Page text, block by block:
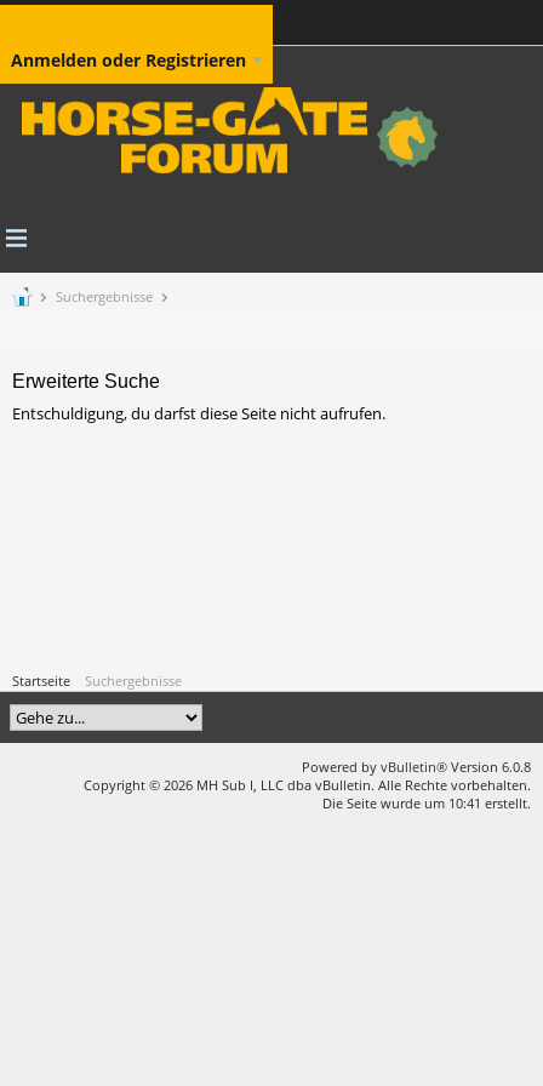
Anmelden oder Registrieren
Suchergebnisse
Erweiterte Suche
Entschuldigung, du darfst diese Seite nicht aufrufen.
Startseite Suchergebnisse
Powered by vBulletin® Version 6.0.8
Copyright © 2026 MH Sub I, LLC dba vBulletin. Alle Rechte vorbehalten.
Die Seite wurde um 10:41 erstellt.